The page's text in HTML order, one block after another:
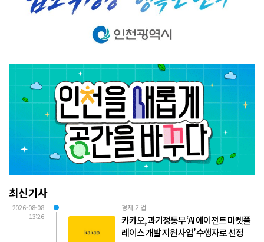
최신기사
2026-08-08
13:26
경제.기업
카카오, 과기정통부 ‘AI 에이전트 마켓플
레이스 개발 지원 사업’ 수행자로 선정